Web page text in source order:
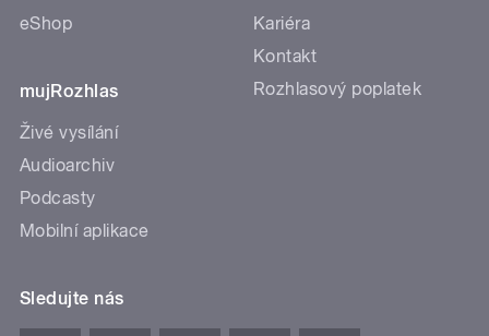
eShop
mujRozhlas
Živé vysílání
Audioarchiv
Podcasty
Mobilní aplikace
Kariéra
Kontakt
Rozhlasový poplatek
Sledujte nás